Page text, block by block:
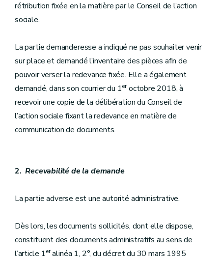
rétribution fixée en la matière par le Conseil de l’action
sociale.
La partie demanderesse a indiqué ne pas souhaiter venir
sur place et demandé l’inventaire des pièces afin de
pouvoir verser la redevance fixée. Elle a également
demandé, dans son courrier du 1eroctobre 2018, à
recevoir une copie de la délibération du Conseil de
l’action sociale fixant la redevance en matière de
communication de documents.
2.Recevabilité de la demande
La partie adverse est une autorité administrative.
Dès lors, les documents sollicités, dont elle dispose,
constituent des documents administratifs au sens de
l’article 1eralinéa 1, 2°, du décret du 30 mars 1995